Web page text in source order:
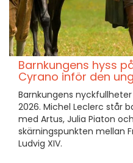
Barnkungens hyss
Cyrano inför den
Barnkungens
2026. Michel Leclerc står
med Artus, Julia Piaton
skärningspunkten mellan
Ludvig XIV.